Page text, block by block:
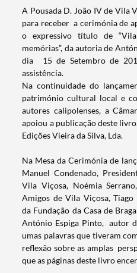
​​​​​​A Pousada D. João IV de Vila
para receber a cerimónia de
o expressivo título de
memórias”, da autoria de
dia 15 de Setembro de
assistência.
Na continuidade do
património cultural local e
autores calipolenses, a
apoiou a publicação deste
Edições Vieira da Silva, Lda.
Na Mesa da Cerimónia de
Manuel Condenado,
Vila Viçosa, Noémia
Amigos de Vila Viçosa, Tiago
da Fundação da Casa de
António Espiga Pinto, autor
umas palavras que tiveram
reflexão sobre as amplas
que as páginas deste livro